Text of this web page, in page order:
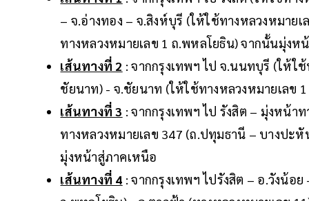
– จ.อ่างทอง – จ.สิงห์บุรี (ให้ใช้ทางหลวงหมาย
ทางหลวงหมายเลข 1 ถ.พหลโยธิน) จากนั้นมุ่งห
เส้นทางที่ 2 : จากกรุงเทพฯ ไป จ.นนทบุรี (ให้ใ
ชัยนาท) - จ.ชัยนาท (ให้ใช้ทางหลวงหมายเลข
เส้นทางที่ 3 : จากกรุงเทพฯ ไป รังสิต – มุ่งหน้า
ทางหลวงหมายเลข 347 (ถ.ปทุมธานี – บางปะ
มุ่งหน้าสู่ภาคเหนือ
เส้นทางที่ 4 : จากกรุงเทพฯ ไปรังสิต – อ.วังน้อ